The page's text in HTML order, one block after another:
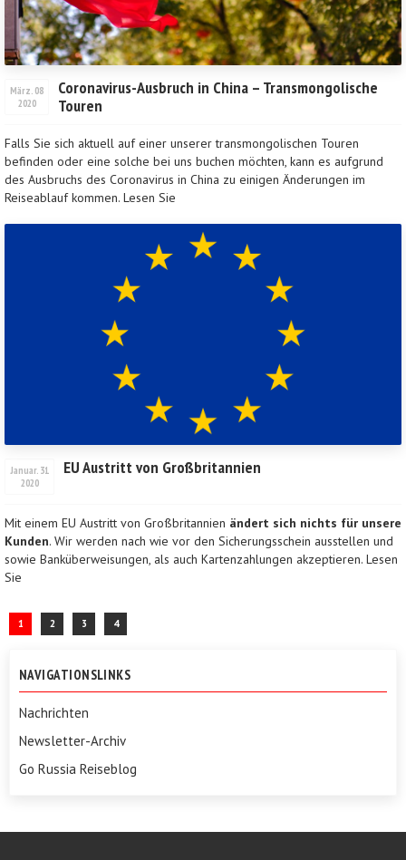
März. 08
2020
Coronavirus-Ausbruch in China – Transmongolische
Touren
Falls Sie sich aktuell auf einer unserer transmongolischen Touren
befinden oder eine solche bei uns buchen möchten, kann es aufgrund
des Ausbruchs des Coronavirus in China zu einigen Änderungen im
Reiseablauf kommen. Lesen Sie
Januar. 31
2020
EU Austritt von Großbritannien
Mit einem EU Austritt von Großbritannien ändert sich nichts für unsere
Kunden. ​Wir werden nach wie vor den Sicherungsschein ausstellen und
sowie Banküberweisungen, als auch Kartenzahlungen akzeptieren. Lesen
Sie
...
1 2 3 4
NAVIGATIONSLINKS
Nachrichten
Newsletter-Archiv
Go Russia Reiseblog